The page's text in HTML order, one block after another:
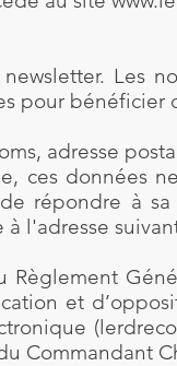
Les
pour bénéficier
adresse
ces données
répondre à sa
l'adresse
et
(
Commandant